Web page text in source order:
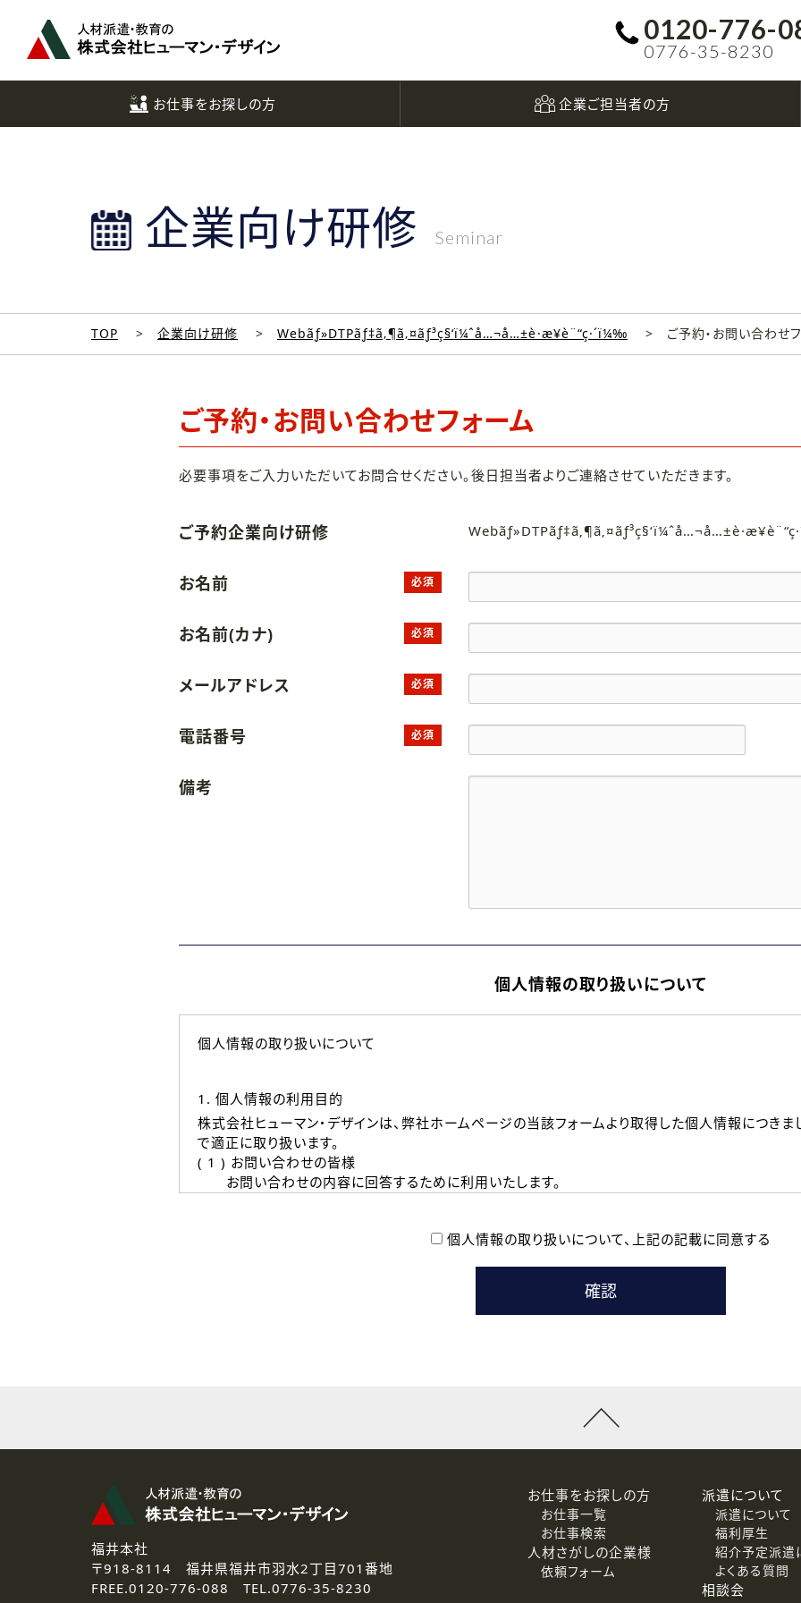
0120-776-
0776-35-8230
お仕事をお探しの方 企業ご担当者の方
企業向け研修 Seminar
TOP 企業向け研修 Webãƒ»DTPãƒ‡ã‚¶ã‚¤ãƒ³ç§‘ï¼ˆå…¬å…±è·æ¥­è¨“ç·´ï¼‰ ご予約・お問い合わせ
ご予約・お問い合わせフォーム
必要事項をご入力いただいてお問合せください。後日担当者よりご連絡させていただきます。
ご予約企業向け研修
お名前 必須
お名前(カナ) 必須
メールアドレス 必須
電話番号 必須
備考
個人情報の取り扱いについて
個人情報の取り扱いについて
1. 個人情報の利用目的
株式会社ヒューマン・デザインは、弊社ホームページの当該フォームより取得した個人情報につき
で適正に取り扱います。
( 1 ) お問い合わせの皆様
お問い合わせの内容に回答するために利用いたします。
本登録に関するご連絡および本登録時の参考情報として利用いたします。
なお、ご連絡手段は、電話・Ｅメールのいずれかの方法といたします。
3.個人情報の取り扱いの委託
弊社の定める個人情報保護の評価基準を満たした委託先に、個人情報を委託する場合があります。
4.個人情報の開示等について
ご提供いただいた個人情報の開示等（利用目的の通知、開示、訂正、追加または削除、利用の停止、
個人情報の取り扱いについて、 上記の記載に同意する
へ
福井本社
〒918-8114 福井県福井市羽水2丁目701番地
FREE.0120-776-088 TEL.0776-35-8230
お仕事をお探しの方
お仕事一覧
お仕事検索
人材さがしの企業様
依頼フォーム
派遣について
派遣について
福利厚生
紹介予定派遣
よくある質問
相談会